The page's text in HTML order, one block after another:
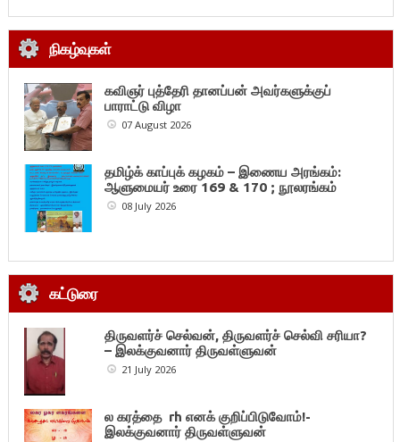
நிகழ்வுகள்
கவிஞர் புத்தேரி தானப்பன் அவர்களுக்குப்
பாராட்டு விழா
07 August 2026
தமிழ்க் காப்புக் கழகம் – இணைய அரங்கம்:
ஆளுமையர் உரை 169 & 170 ; நூலரங்கம்
08 July 2026
கட்டுரை
திருவளர்ச் செல்வன், திருவளர்ச் செல்வி சரியா?
– இலக்குவனார் திருவள்ளுவன்
21 July 2026
ல கரத்தை rh எனக் குறிப்பிடுவோம்!-
இலக்குவனார் திருவள்ளுவன்